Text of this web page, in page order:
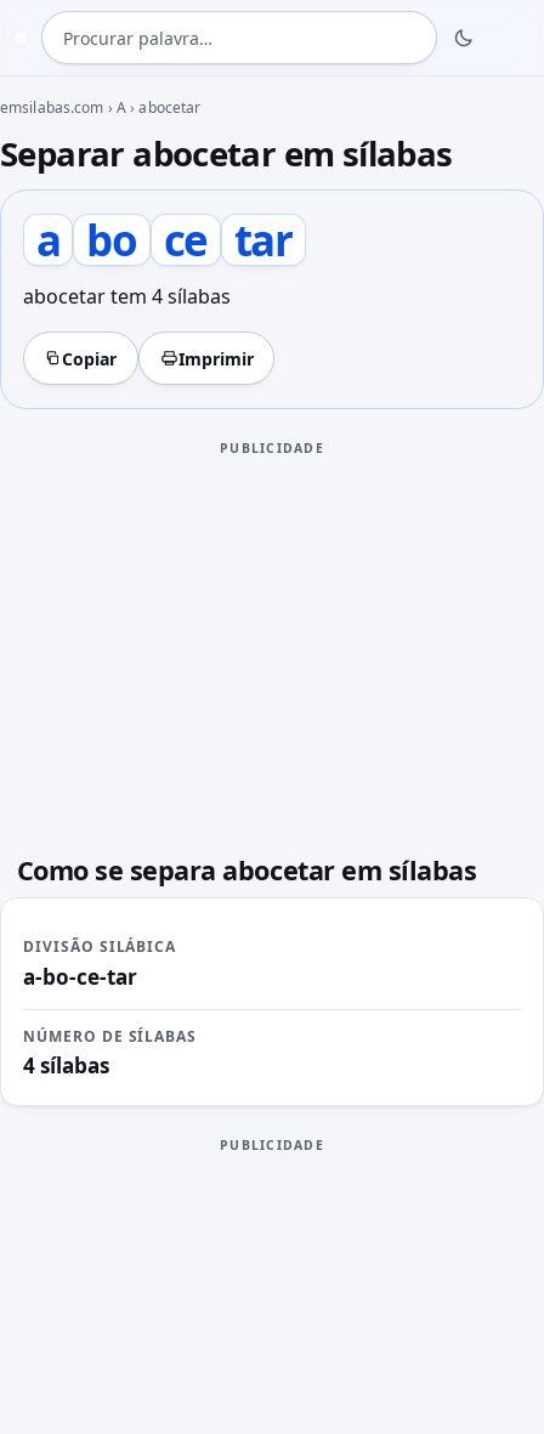
Procurar palavra
emsilabas.com › A›abocetar
Separar abocetar em sílabas
a bo ce tar
abocetar tem 4 sílabas
Copiar Imprimir
PUBLICIDADE
Como se separa abocetar em sílabas
DIVISÃO SILÁBICA
a-bo-ce-tar
NÚMERO DE SÍLABAS
4 sílabas
PUBLICIDADE